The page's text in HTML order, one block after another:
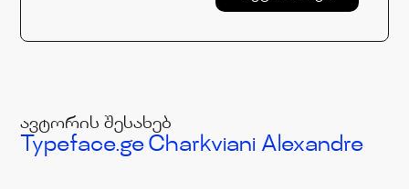
ავტორის შესახებ
Typeface.ge Charkviani Alexandre